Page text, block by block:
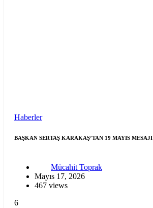
Haberler
BAŞKAN SERTAŞ KARAKAŞ’TAN 19 MAYIS MESAJI
Mücahit Toprak
Mayıs 17, 2026
467 views
6